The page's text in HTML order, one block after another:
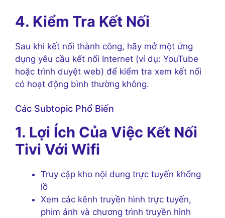
4. Kiểm Tra Kết Nối
Sau khi kết nối thành công, hãy mở một ứng
dụng yêu cầu kết nối Internet (ví dụ: YouTube
hoặc trình duyệt web) để kiểm tra xem kết nối
có hoạt động bình thường không.
Các Subtopic Phổ Biến
1. Lợi Ích Của Việc Kết Nối
Tivi Với Wifi
Truy cập kho nội dung trực tuyến khổng
lồ
Xem các kênh truyền hình trực tuyến,
phim ảnh và chương trình truyền hình